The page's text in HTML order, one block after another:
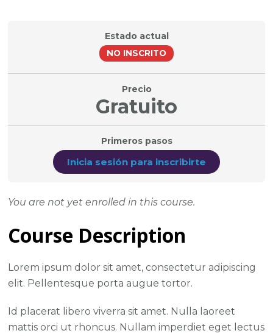
Estado actual
NO INSCRITO
Precio
Gratuito
Primeros pasos
Inicia sesión para inscribirte
You are not yet enrolled in this course.
Course Description
Lorem ipsum dolor sit amet, consectetur adipiscing
elit. Pellentesque porta augue tortor.
Id placerat libero viverra sit amet. Nulla laoreet
mattis orci ut rhoncus. Nullam imperdiet eget lectus